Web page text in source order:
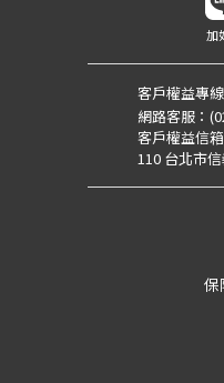
加
客戶權益專線
網路客服：
客戶權益信箱
110 台北市
保